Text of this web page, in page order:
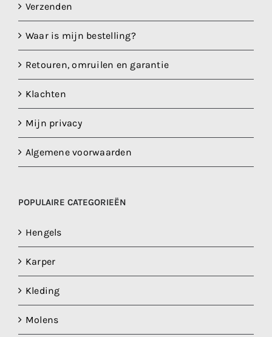
Verzenden
Waar is mijn bestelling?
Retouren, omruilen en garantie
Klachten
Mijn privacy
Algemene voorwaarden
POPULAIRE CATEGORIEËN
Hengels
Karper
Kleding
Molens